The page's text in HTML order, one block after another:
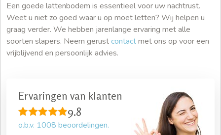
Een goede lattenbodem is essentieel voor uw nachtrust.
Weet u niet zo goed waar u op moet letten? Wij helpen u
graag verder. We hebben jarenlange ervaring met alle
soorten slapers. Neem gerustcontactmet ons op voor een
vrijblijvend en persoonlijk advies.
Ervaringen van klanten
9.8
o.b.v. 1008 beoordelingen.